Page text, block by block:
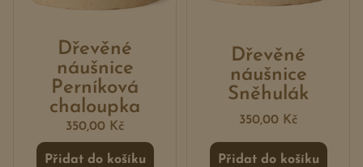
Dřevěné
náušnice
Perníková
chaloupka
350,00 Kč
Přidat do košíku
Dřevěné
náušnice
Sněhulák
350,00 Kč
Přidat do košíku